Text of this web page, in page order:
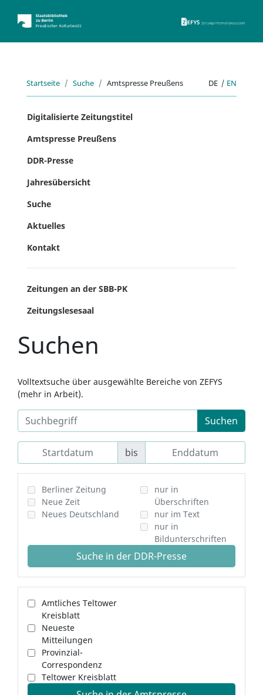
Startseite Suche Amtspresse Preußens DE | EN
Digitalisierte Zeitungstitel
Amtspresse Preußens
DDR-Presse
Jahresübersicht
Suche
Aktuelles
Kontakt
Zeitungen an der SBB-PK
Zeitungslesesaal
Suchen
Volltextsuche über ausgewählte Bereiche von ZEFYS
(mehr in Arbeit).
Suchen
bis
Berliner Zeitung
Neue Zeit
Neues Deutschland
nur in
Überschriften
nur im Text
nur in
Bildunterschriften
Suche in der DDR-Presse
Amtliches Teltower
Kreisblatt
Neueste
Mitteilungen
Provinzial-
Correspondenz
Teltower Kreisblatt